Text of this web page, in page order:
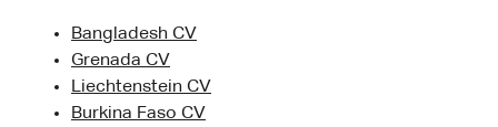
Bangladesh CV
Grenada CV
Liechtenstein CV
Burkina Faso CV